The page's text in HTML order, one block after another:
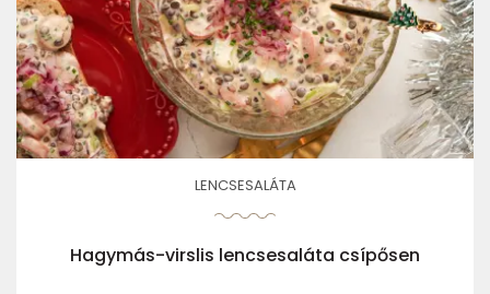
LENCSESALÁTA
Hagymás-virslis lencsesaláta csípősen